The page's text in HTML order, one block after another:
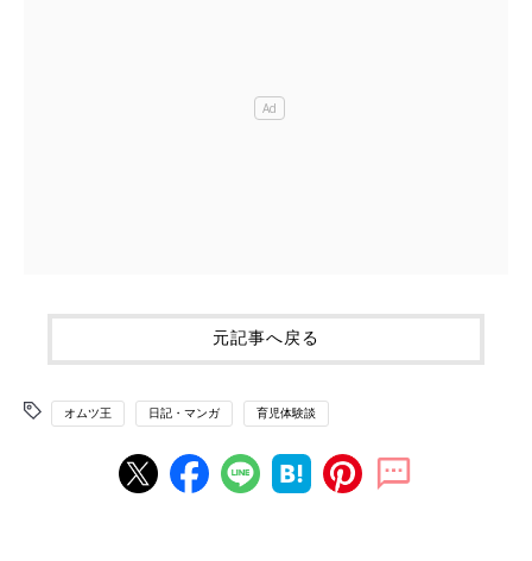
元記事へ戻る
オムツ王 日記・マンガ 育児体験談